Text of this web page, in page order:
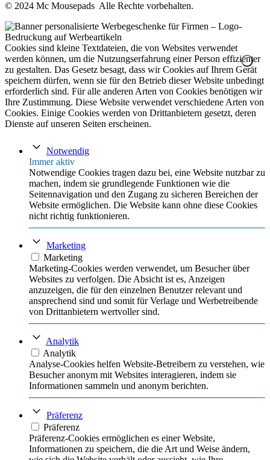
© 2024 Mc Mousepads Alle Rechte vorbehalten.
Cookies sind kleine Textdateien, die von Websites verwendet
werden können, um die Nutzungserfahrung einer Person effizienter
zu gestalten. Das Gesetz besagt, dass wir Cookies auf Ihrem Gerät
speichern dürfen, wenn sie für den Betrieb dieser Website unbedingt
erforderlich sind. Für alle anderen Arten von Cookies benötigen wir
Ihre Zustimmung. Diese Website verwendet verschiedene Arten von
Cookies. Einige Cookies werden von Drittanbietern gesetzt, deren
Dienste auf unseren Seiten erscheinen.
Notwendig
Immer aktiv
Notwendige Cookies tragen dazu bei, eine Website nutzbar zu
machen, indem sie grundlegende Funktionen wie die
Seitennavigation und den Zugang zu sicheren Bereichen der
Website ermöglichen. Die Website kann ohne diese Cookies
nicht richtig funktionieren.
Marketing
Marketing
Marketing-Cookies werden verwendet, um Besucher über
Websites zu verfolgen. Die Absicht ist es, Anzeigen
anzuzeigen, die für den einzelnen Benutzer relevant und
ansprechend sind und somit für Verlage und Werbetreibende
von Drittanbietern wertvoller sind.
Analytik
Analytik
Analyse-Cookies helfen Website-Betreibern zu verstehen, wie
Besucher anonym mit Websites interagieren, indem sie
Informationen sammeln und anonym berichten.
Präferenz
Präferenz
Präferenz-Cookies ermöglichen es einer Website,
Informationen zu speichern, die die Art und Weise ändern,